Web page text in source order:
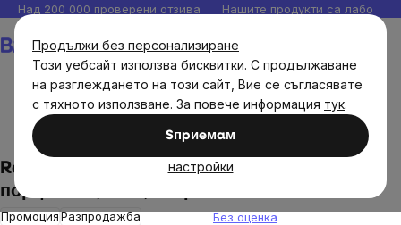
Продължи без персонализиране
Този уебсайт използва бисквитки. С продължаване
на разглеждането на този сайт, Вие се съгласявате
с тяхното използване. За повече информация тук.
Sпpиeмaм
настройки
Прескочи
към
съдържанието
Над 200 000 проверени отзива Нашите продукти са
Хранителни продукти Йерба Мате
Ra Hygge Йерба Мате Магия с Шийтаке,
порционно, БИО, 16 бр.
ПромоцияРазпродажба Без оценка